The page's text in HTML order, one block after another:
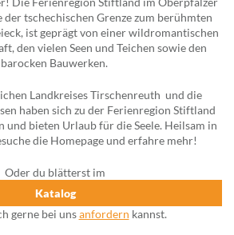
der tschechischen Grenze zum berühmten
ist geprägt von einer wildromantischen
den vielen Seen und Teichen sowie den
barocken Bauwerken.
Landkreises Tirschenreuth und die
haben sich zu der Ferienregion Stiftland
und bieten Urlaub für die Seele. Heilsam in
die Homepage und erfahre mehr!
Oder du blätterst im
Katalog
gerne bei unsanfordern kannst.